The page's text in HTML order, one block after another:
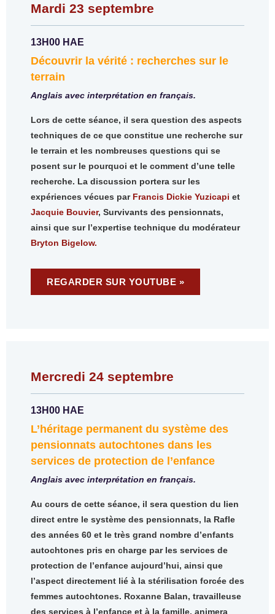
Mardi 23 septembre
13H00 HAE
Découvrir la vérité : recherches sur le
terrain
Anglais avec interprétation en français.
Lors de cette séance, il sera question des aspects
techniques de ce que constitue une recherche sur
le terrain et les nombreuses questions qui se
posent sur le pourquoi et le comment d’une telle
recherche. La discussion portera sur les
expériences vécues par Francis Dickie Yuzicapi et
Jacquie Bouvier, Survivants des pensionnats,
ainsi que sur l’expertise technique du modérateur
Bryton Bigelow.
REGARDER SUR YOUTUBE »
Mercredi 24 septembre
13H00 HAE
L’héritage permanent du système des
pensionnats autochtones dans les
services de protection de l’enfance
Anglais avec interprétation en français.
Au cours de cette séance, il sera question du lien
direct entre le système des pensionnats, la Rafle
des années 60 et le très grand nombre d’enfants
autochtones pris en charge par les services de
protection de l’enfance aujourd’hui, ainsi que
l’aspect directement lié à la stérilisation forcée des
femmes autochtones. Roxanne Balan, travailleuse
des services à l’enfance et à la famille, animera